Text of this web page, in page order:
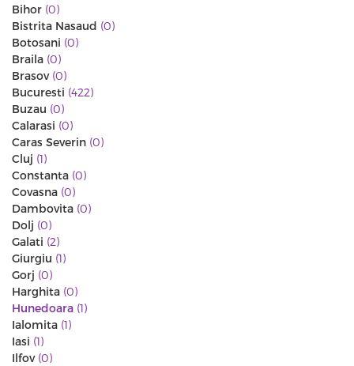
Bihor (0)
Bistrita Nasaud (0)
Botosani (0)
Braila (0)
Brasov (0)
Bucuresti (422)
Buzau (0)
Calarasi (0)
Caras Severin (0)
Cluj (1)
Constanta (0)
Covasna (0)
Dambovita (0)
Dolj (0)
Galati (2)
Giurgiu (1)
Gorj (0)
Harghita (0)
Hunedoara (1)
Ialomita (1)
Iasi (1)
Ilfov (0)